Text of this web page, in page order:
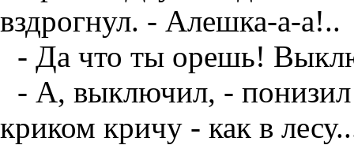
вздрогнул. - Алешка-а-а!..
- Да что ты орешь!
- А, выключил, - понизил
криком кричу - как в